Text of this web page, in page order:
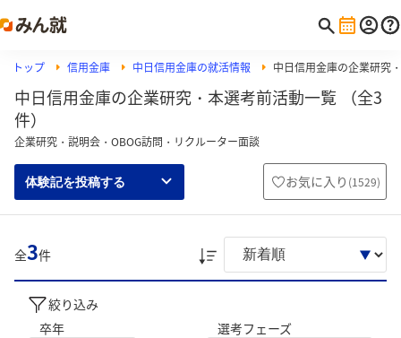
トップ 信用金庫 中日信用金庫の就活情報 中日信用金庫の企業研究
中日信用金庫の企業研究・本選考前活動一覧 （全3
件）
企業研究・説明会・OBOG訪問・リクルーター面談
体験記を投稿する お気に入り (1529)
全3件
絞り込み
卒年
選考フェーズ